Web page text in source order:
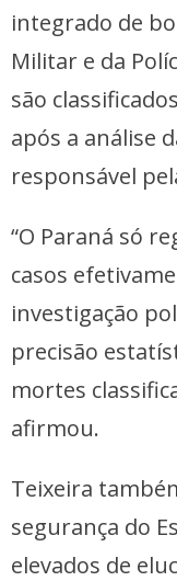
integrado de
Militar e da
são
após a análise
responsável
“O Paraná só
casos
investigação
precisão
mortes
afirmou.
Teixeira
segurança do
elevados de